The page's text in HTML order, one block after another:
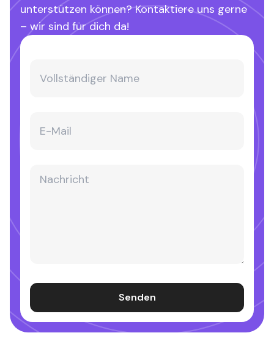
unterstützen können? Kontaktiere uns gerne
– wir sind für dich da!
Senden